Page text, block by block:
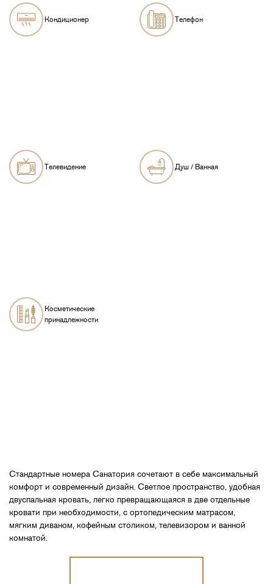
Кондиционер Телефон
Телевидение Душ / Ванная
Косметические
принадлежности
Стандартные номера Санатория сочетают в себе максимальный
комфорт и современный дизайн. Светлое пространство, удобная
двуспальная кровать, легко превращающаяся в две отдельные
кровати при необходимости, с ортопедическим матрасом,
мягким диваном, кофейным столиком, телевизором и ванной
комнатой.